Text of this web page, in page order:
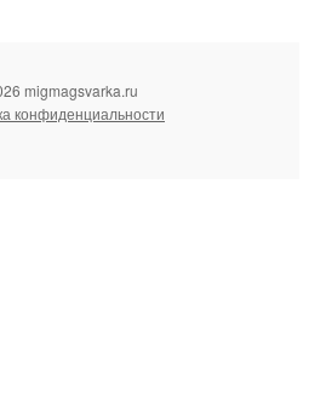
migmagsvarka.ru
конфиденциальности